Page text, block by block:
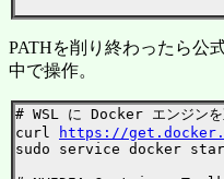
PATHを削り終わったら公
中で操作。
# WSL に Docker エンジンを
curl
https://
sudo service docker